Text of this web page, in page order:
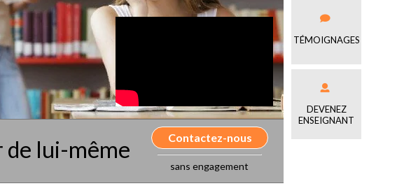
TÉMOIGNAGES
DEVENEZ
ENSEIGNANT
de lui-même Contactez-nous
sans engagement